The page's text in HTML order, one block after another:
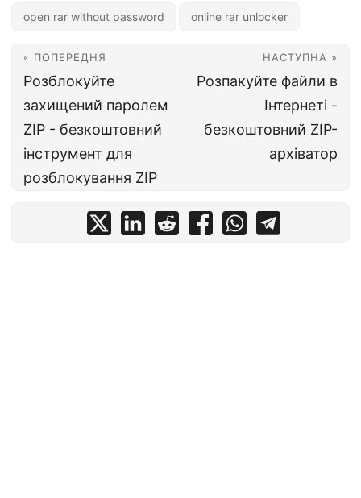
open rar without password online rar unlocker
« ПОПЕРЕДНЯ
Розблокуйте
захищений паролем
ZIP - безкоштовний
інструмент для
розблокування ZIP
НАСТУПНА »
Розпакуйте файли в
Інтернеті -
безкоштовний ZIP-
архіватор